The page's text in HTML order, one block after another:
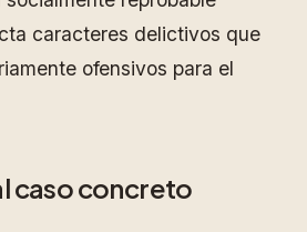
caracteres delictivos que
ofensivos para el
caso concreto